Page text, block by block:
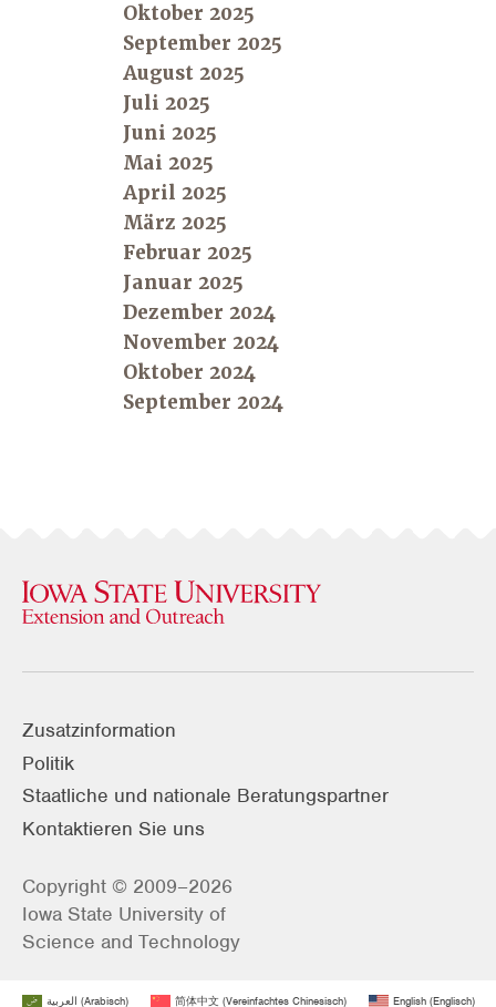
Oktober 2025
September 2025
August 2025
Juli 2025
Juni 2025
Mai 2025
April 2025
März 2025
Februar 2025
Januar 2025
Dezember 2024
November 2024
Oktober 2024
September 2024
Zusatzinformation
Politik
Staatliche und nationale Beratungspartner
Kontaktieren Sie uns
Copyright © 2009–2026
Iowa State University of
Science and Technology
العربية (Arabisch) 简体中文(Vereinfachtes Chinesisch) English(Englisch)